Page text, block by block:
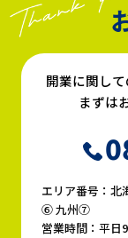
開業に関し
まずは
エリア番号：
⑥ 九州⑦
営業時間：平日